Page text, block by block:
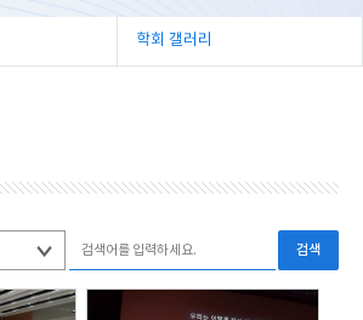
학회 갤러리
검색